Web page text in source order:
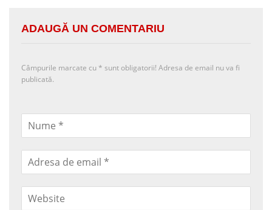
ADAUGĂ UN COMENTARIU
Câmpurile marcate cu * sunt obligatorii! Adresa de email nu va fi
publicată.